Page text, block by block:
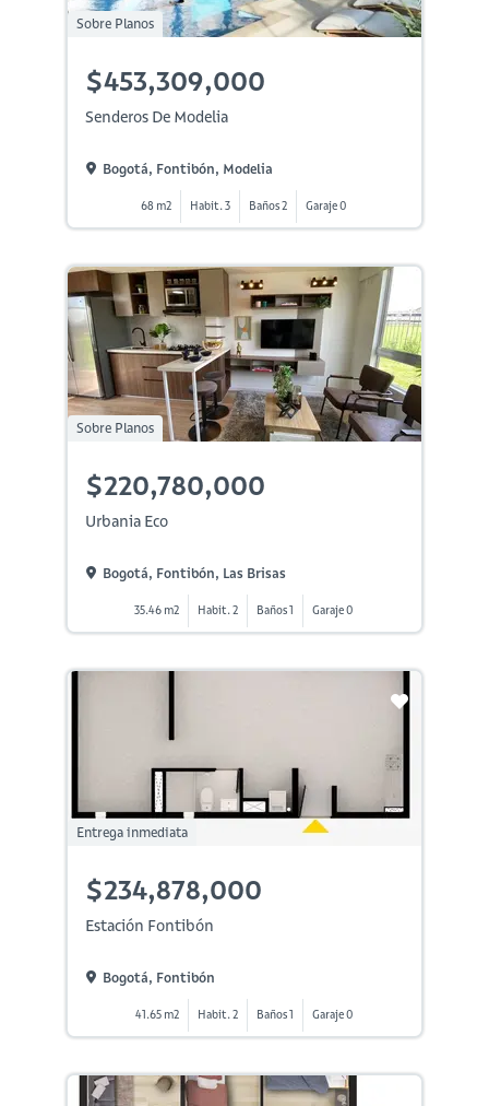
Sobre Planos
$453,309,000
Senderos De Modelia
Bogotá, Fontibón, Modelia
68 m2 Habit. 3 Baños 2 Garaje 0
Sobre Planos
$220,780,000
Urbania Eco
Bogotá, Fontibón, Las Brisas
35.46 m2 Habit. 2 Baños 1 Garaje 0
Entrega inmediata
$234,878,000
Estación Fontibón
Bogotá, Fontibón
41.65 m2 Habit. 2 Baños 1 Garaje 0